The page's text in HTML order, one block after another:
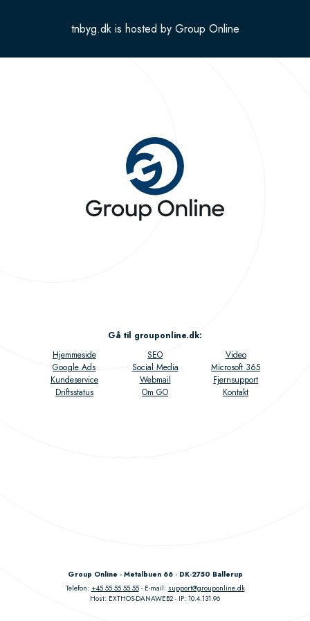
tnbyg.dk is hosted by Group Online
Gå til grouponline.dk:
Hjemmeside
SEO
Video
Google Ads
Social Media
Microsoft 365
Kundeservice
Webmail
Fjernsupport
Driftsstatus
Om GO Kontakt
Group Online - Metalbuen 66 - DK-2750 Ballerup
Telefon: +45 55 55 55 55 E-mail: support@grouponline.dk
Host: EXTHOS-DANAWEB2 IP: 10.4.131.96